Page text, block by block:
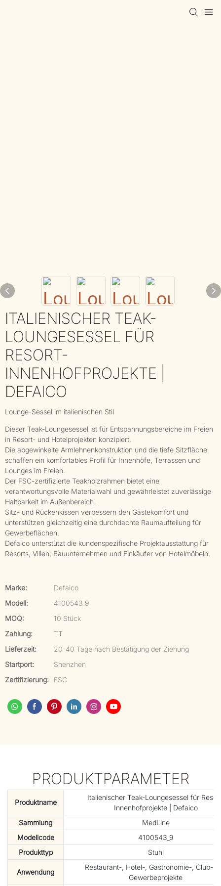
ITALIENISCHER TEAK-
LOUNGESESSEL FÜR
RESORT-
INNENHOFPROJEKTE |
DEFAICO
Lounge-Sessel im italienischen Stil
Dieser Teak-Loungesessel ist für Entspannungsbereiche im Freien
in Resort- und Hotelprojekten konzipiert.
Die abgewinkelte Armlehnenkonstruktion und die tiefe Sitzfläche
schaffen ein komfortables Profil für Innenhöfe, Terrassen und
Lounges im Freien.
Der FSC-zertifizierte Teakholzrahmen bietet eine
verantwortungsvolle Materialwahl und gewährleistet zuverlässige
Haltbarkeit im Außenbereich.
Sitz- und Rückenkissen verbessern den Gästekomfort und
unterstützen gleichzeitig eine durchdachte Raumaufteilung für
Gewerbeflächen.
Defaico unterstützt die kundenspezifische Projektausstattung für
Resorts, Villen, Bauunternehmen und Einkäufer von Hotelmöbeln.
Marke:
Defaico
Modell:
4100543_9
MOQ:
10 Stück
Zahlung:
TT
Lieferzeit:
20-40 Tage nach Bestätigung der Ziehung
Startport:
Shenzhen
Zertifizierung:
FSC
PRODUKTPARAMETER
Produktname
Italienischer Teak-Loungesessel für
Innenhofprojekte | Defaico
Sammlung
MedLine
Modellcode
4100543_9
Produkttyp
Stuhl
Anwendung
Restaurant-, Hotel-, Gastronomie-, Club-
Gewerbeprojekte